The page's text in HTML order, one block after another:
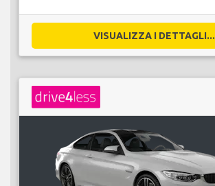
VISUALIZZA I DETTAGLI...